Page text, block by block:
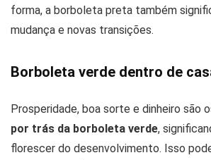
forma, a borboleta preta também
mudança e novas transições.
Borboleta verde dentro de
Prosperidade, boa sorte e dinheiro são
por trás da borboleta verde,
florescer do desenvolvimento. Isso